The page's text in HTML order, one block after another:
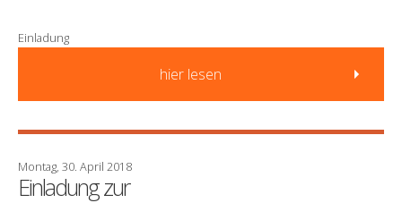
Einladung
hier lesen
Montag, 30. April 2018
Einladung zur